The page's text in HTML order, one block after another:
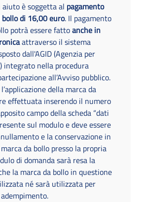
aiuto è soggetta al pagamento
bollo di 16,00 euro. Il pagamento
potrà essere fattoanche in
attraverso il sistema
dall'AGID (Agenzia per
integrato nella procedura
all’Avviso pubblico.
della marca da
effettuata inserendo il numero
campo della scheda “dati
sul modulo e deve essere
e la conservazione in
da bollo presso la propria
di domanda sarà resa la
la marca da bollo in questione
né sarà utilizzata per